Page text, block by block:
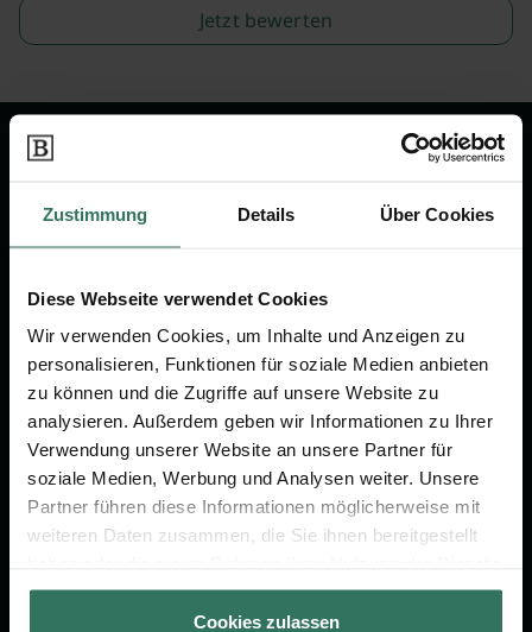
Zustimmung Details Über Cookies
Diese Webseite verwendet Cookies
Wir verwenden Cookies, um Inhalte und Anzeigen zu
personalisieren, Funktionen für soziale Medien anbieten
zu können und die Zugriffe auf unsere Website zu
analysieren. Außerdem geben wir Informationen zu Ihrer
Verwendung unserer Website an unsere Partner für
soziale Medien, Werbung und Analysen weiter. Unsere
Partner führen diese Informationen möglicherweise mit
weiteren Daten zusammen, die Sie ihnen bereitgestellt
gesammelt haben.
Cookies zulassen
Jetzt bewerten
Wir sind Ihr Ansprechpartner rund
um das Thema Bestattung &
Vorsorge.
Jetzt beraten lassen
FÜR SIE
Vergleich
Ratgeber
Verzeichnis
FÜR BESTATTER
Online-Portal
Kostenlos registrieren